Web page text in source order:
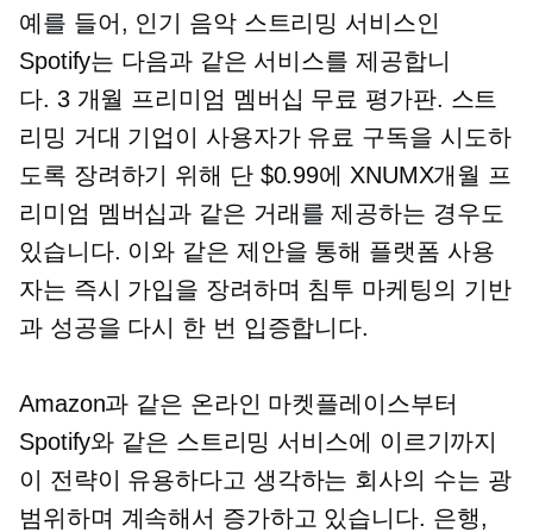
예를 들어, 인기 음악 스트리밍 서비스인
Spotify는 다음과 같은 서비스를 제공합니
다. 3 개월 프리미엄 멤버십 무료 평가판. 스트
리밍 거대 기업이 사용자가 유료 구독을 시도하
도록 장려하기 위해 단 $0.99에 XNUMX개월 프
리미엄 멤버십과 같은 거래를 제공하는 경우도
있습니다. 이와 같은 제안을 통해 플랫폼 사용
자는 즉시 가입을 장려하며 침투 마케팅의 기반
과 성공을 다시 한 번 입증합니다.
Amazon과 같은 온라인 마켓플레이스부터
Spotify와 같은 스트리밍 서비스에 이르기까지
이 전략이 유용하다고 생각하는 회사의 수는 광
범위하며 계속해서 증가하고 있습니다. 은행,